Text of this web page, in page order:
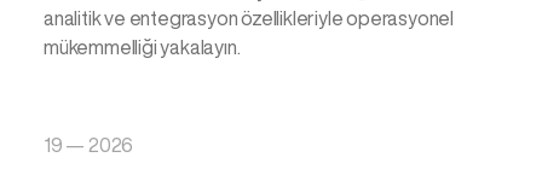
analitik ve entegrasyon özellikleriyle operasyonel
mükemmelliği yakalayın.
19 — 2026